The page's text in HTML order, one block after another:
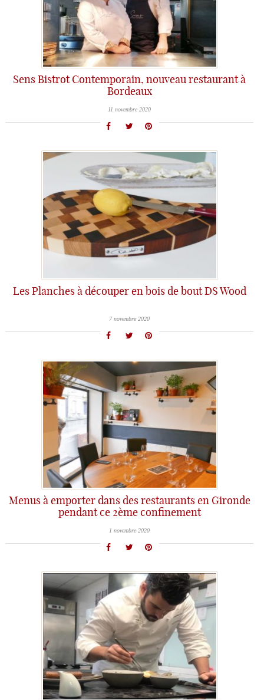
Sens Bistrot Contemporain, nouveau restaurant à
Bordeaux
11 novembre 2020
Les Planches à découper en bois de bout DS Wood
7 novembre 2020
Menus à emporter dans des restaurants en Gironde
pendant ce 2ème confinement
1 novembre 2020